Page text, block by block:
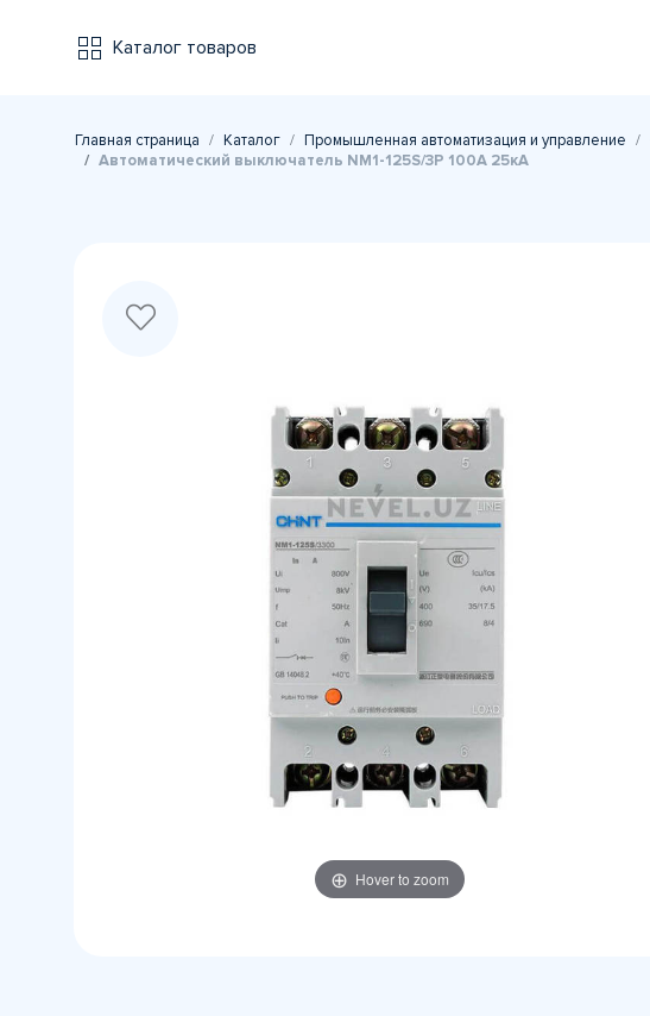
Каталог товаров
Главная страница Каталог Промышленная автоматизация и управление
Автоматический выключатель NM1-125S/3Р 100A 25кА
Hover to zoom